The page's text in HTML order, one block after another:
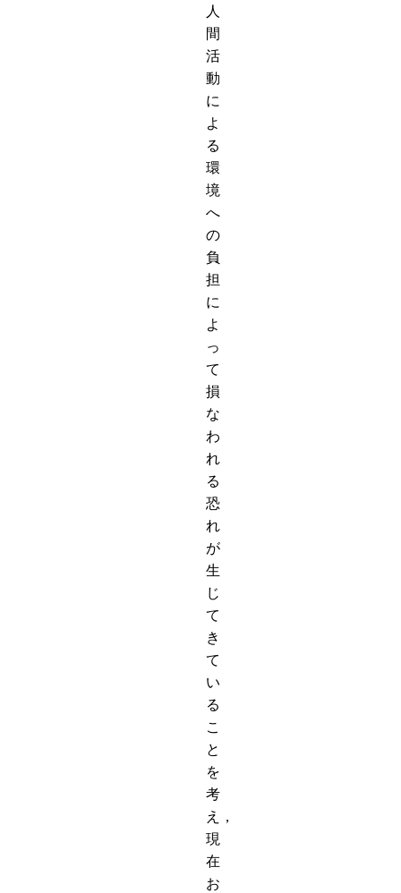
人
間
活
動
に
よ
る
環
境
へ
の
負
担
に
よ
っ
て
損
な
わ
れ
る
恐
れ
が
生
じ
て
き
て
い
る
こ
と
を
考
え，
現
在
お